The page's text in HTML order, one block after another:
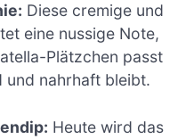
Diese cremige und
eine nussige Note,
Plätzchen passt
und nahrhaft bleibt.
Heute wird das